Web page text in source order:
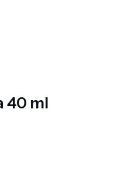
40 ml